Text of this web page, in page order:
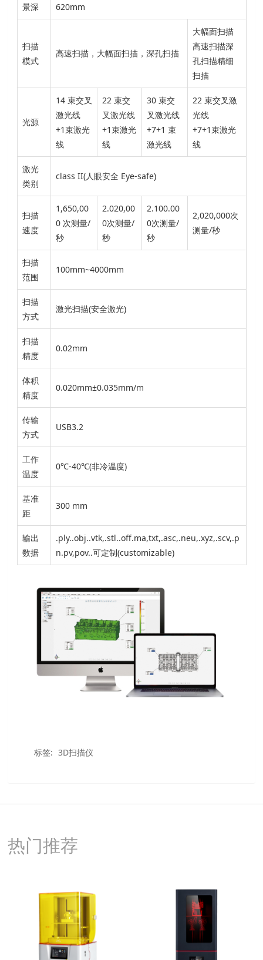
景深 620mm
扫描
模式
高速扫描，大幅面扫描，深孔扫描
大幅面扫描
高速扫描深
孔扫描精细
扫描
光源
14 束交叉
激光线
+1束激光
线
22 束交
叉激光线
+1束激光
线
30 束交
叉激光线
+7+1 束
激光线
22 束交叉激
光线
+7+1束激光
线
激光
类别
class II(人眼安全 Eye-safe)
扫描
速度
1,650,00
0 次测量/
秒
2.020,00
0次测量/
秒
2.100.00
0次测量/
秒
2,020,000次
测量/秒
扫描
范围
100mm~4000mm
扫描
方式
激光扫描(安全激光)
扫描
精度
0.02mm
体积
精度
0.020mm±0.035mm/m
传输
方式
USB3.2
工作
温度
0℃-40℃(非冷温度)
基准
距
300 mm
输出
数据
.ply..obj..vtk,.stl..off.ma,txt,.asc,.neu,.xyz,.scv,.p
n.pv,pov..可定制(customizable)
标签: 3D扫描仪
热门推荐